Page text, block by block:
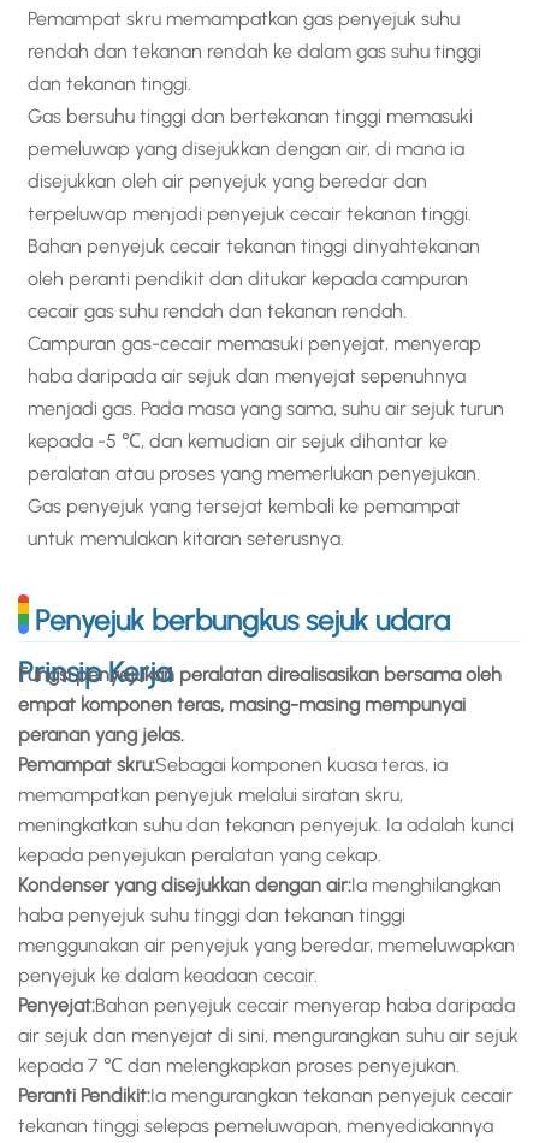
Pemampat skru memampatkan gas penyejuk suhu
rendah dan tekanan rendah ke dalam gas suhu tinggi
dan tekanan tinggi.
Gas bersuhu tinggi dan bertekanan tinggi memasuki
pemeluwap yang disejukkan dengan air, di mana ia
disejukkan oleh air penyejuk yang beredar dan
terpeluwap menjadi penyejuk cecair tekanan tinggi.
Bahan penyejuk cecair tekanan tinggi dinyahtekanan
oleh peranti pendikit dan ditukar kepada campuran
cecair gas suhu rendah dan tekanan rendah.
Campuran gas-cecair memasuki penyejat, menyerap
haba daripada air sejuk dan menyejat sepenuhnya
menjadi gas. Pada masa yang sama, suhu air sejuk turun
kepada -5 ℃, dan kemudian air sejuk dihantar ke
peralatan atau proses yang memerlukan penyejukan.
Gas penyejuk yang tersejat kembali ke pemampat
untuk memulakan kitaran seterusnya.
Penyejuk berbungkus sejuk udara
Prinsip Kerja
Fungsi penyejukan peralatan direalisasikan bersama oleh
empat komponen teras, masing-masing mempunyai
peranan yang jelas.
Pemampat skru:Sebagai komponen kuasa teras, ia
memampatkan penyejuk melalui siratan skru,
meningkatkan suhu dan tekanan penyejuk. Ia adalah kunci
kepada penyejukan peralatan yang cekap.
Kondenser yang disejukkan dengan air:Ia menghilangkan
haba penyejuk suhu tinggi dan tekanan tinggi
menggunakan air penyejuk yang beredar, memeluwapkan
penyejuk ke dalam keadaan cecair.
Penyejat:Bahan penyejuk cecair menyerap haba daripada
air sejuk dan menyejat di sini, mengurangkan suhu air sejuk
kepada 7 ℃ dan melengkapkan proses penyejukan.
Peranti Pendikit:Ia mengurangkan tekanan penyejuk cecair
tekanan tinggi selepas pemeluwapan, menyediakannya